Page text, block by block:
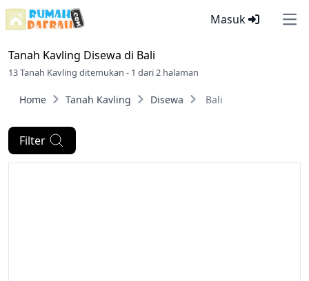
Masuk
Tanah Kavling Disewa di Bali
13 Tanah Kavling ditemukan - 1 dari 2 halaman
Home Tanah Kavling Disewa Bali
Filter